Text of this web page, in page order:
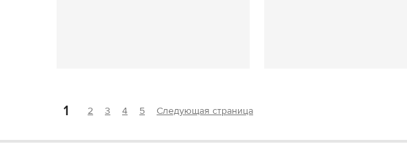
1 2 3 4 5 Следующая страница